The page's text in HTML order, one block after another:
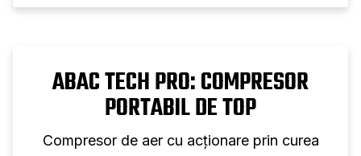
ABAC TECH PRO: COMPRESOR
PORTABIL DE TOP
Compresor de aer cu acționare prin curea